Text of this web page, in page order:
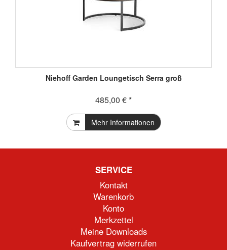
Niehoff Garden Loungetisch Serra groß
485,00 € *
Mehr Informationen
SERVICE
Kontakt
Warenkorb
Konto
Merkzettel
Meine Downloads
Kaufvertrag widerrufen